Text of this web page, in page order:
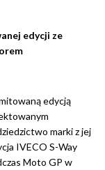
edycji ze
edycją
marki z jej
IVECO S-Way
Moto GP w